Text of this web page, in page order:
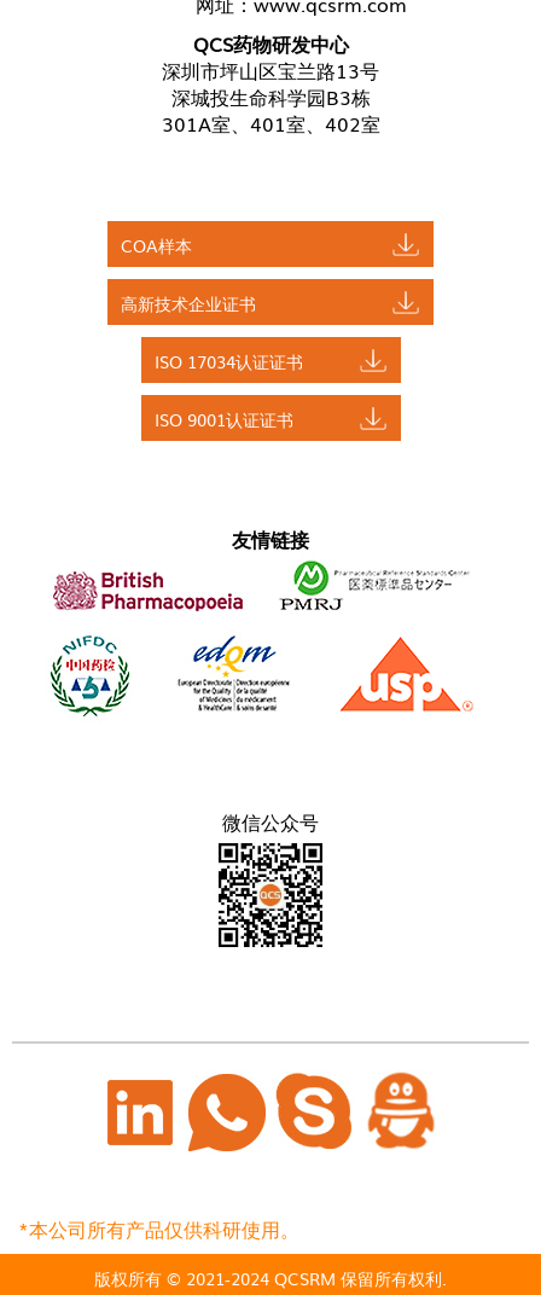
QCS药物研发中心
深圳市坪山区宝兰路13号
深城投生命科学园B3栋
301A室、401室、402室
COA样本
高新技术企业证书
ISO 17034认证证书
ISO 9001认证证书
友情链接
微信公众号
*本公司所有产品仅供科研使用。
版权所有 © 2021-2024 QCSRM 保留所有权利.